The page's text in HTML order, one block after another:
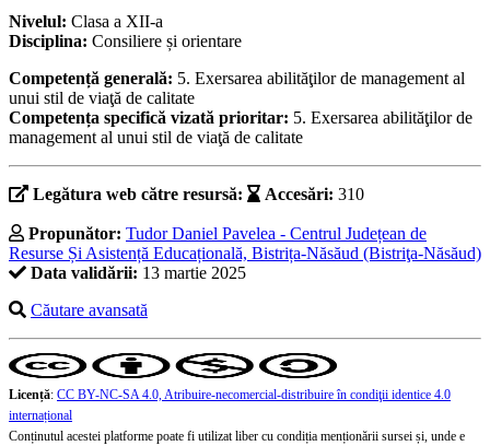
Nivelul: Clasa a XII-a
Disciplina: Consiliere și orientare
Competență generală: 5. Exersarea abilităţilor de management al
unui stil de viaţă de calitate
Competența specifică vizată prioritar: 5. Exersarea abilităţilor de
management al unui stil de viaţă de calitate
Legătura web către resursă: Accesări: 310
Propunător: Tudor Daniel Pavelea - Centrul Județean de
Resurse Și Asistență Educațională, Bistrița-Năsăud (Bistriţa-Năsăud)
Data validării: 13 martie 2025
Căutare avansată
Licență: CC BY-NC-SA 4.0, Atribuire-necomercial-distribuire în condiţii identice 4.0
internațional
Conținutul acestei platforme poate fi utilizat liber cu condiția menționării sursei și, unde e